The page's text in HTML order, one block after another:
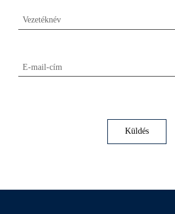
Vezetéknév
E-mail-cím
Küldés